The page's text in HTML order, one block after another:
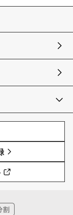
ポート
テーション
ツール）